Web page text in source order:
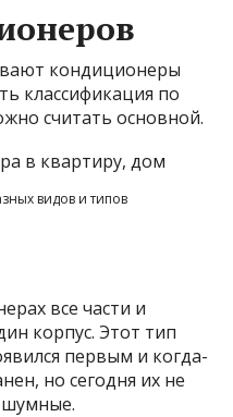
кондиционеры
классификация по
считать основной.
видов и типов
все части и
корпус. Этот тип
первым и когда-
но сегодня их не